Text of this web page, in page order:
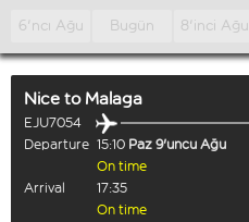
6'ncı Ağu Bugün 8'inci Ağu
Nice to Malaga
EJU7054
Departure 15:10 Paz 9'uncu Ağu
On time
Arrival
17:35
On time